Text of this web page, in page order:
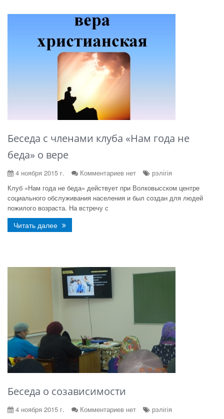
Беседа с членами клуба «Нам года не
беда» о вере
4 ноября 2015 г. Комментариев нет
рэлігія
Клуб «Нам года не беда» действует при Волковысском центре
социального обслуживания населения и был создан для людей
пожилого возраста. На встречу с
Читать далее
Беседа о созависимости
4 ноября 2015 г. Комментариев нет
рэлігія